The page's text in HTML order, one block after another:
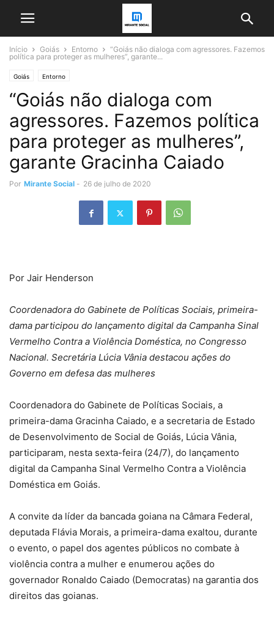
Início Goiás Entorno
“Goiás não dialoga com agressores. Fazemos
política para proteger as mulheres”, garante...
Goiás Entorno
“Goiás não dialoga com
agressores. Fazemos política
para proteger as mulheres”,
garante Gracinha Caiado
Por Mirante Social - 26 de julho de 2020
Por Jair Henderson
Coordenadora do Gabinete de Políticas Sociais, primeira-
dama participou do lançamento digital da Campanha Sinal
Vermelho Contra a Violência Doméstica, no Congresso
Nacional. Secretária Lúcia Vânia destacou ações do
Governo em defesa das mulheres
Coordenadora do Gabinete de Políticas Sociais, a
primeira-dama Gracinha Caiado, e a secretaria de Estado
de Desenvolvimento de Social de Goiás, Lúcia Vânia,
participaram, nesta sexta-feira (24/7), do lançamento
digital da Campanha Sinal Vermelho Contra a Violência
Doméstica em Goiás.
A convite da líder da bancada goiana na Câmara Federal,
deputada Flávia Morais, a primeira-dama exaltou, durante
o evento, o papel dos agentes públicos no combate à
violência contra a mulher e enumerou ações do
governador Ronaldo Caiado (Democratas) na garantia dos
direitos das goianas.